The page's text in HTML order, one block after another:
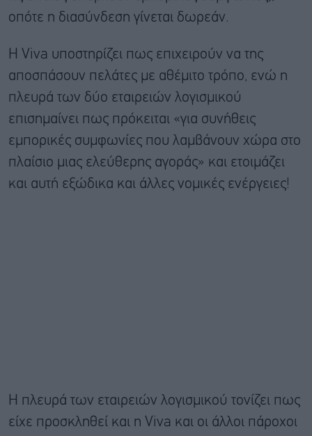
οπότε η διασύνδεση γίνεται δωρεάν.
Η Viva υποστηρίζει πως επιχειρούν να της
αποσπάσουν πελάτες με αθέμιτο τρόπο, ενώ η
πλευρά των δύο εταιρειών λογισμικού
επισημαίνει πως πρόκειται «για συνήθεις
εμπορικές συμφωνίες που λαμβάνουν χώρα στο
πλαίσιο μιας ελεύθερης αγοράς» και ετοιμάζει
και αυτή εξώδικα και άλλες νομικές ενέργειες!
Η πλευρά των εταιρειών λογισμικού τονίζει πως
είχε προσκληθεί και η Viva και οι άλλοι πάροχοι